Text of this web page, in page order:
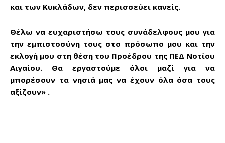
Don't miss
out!
και των Κυκλάδων, δεν περισσεύει κανείς.
Θέλω να ευχαριστήσω τους συνάδελφους μου για
την εμπιστοσύνη τους στο πρόσωπο μου και την
εκλογή μου στη θέση του Προέδρου της ΠΕΔ Νοτίου
Αιγαίου. Θα εργαστούμε όλοι μαζί για να
μπορέσουν τα νησιά μας να έχουν όλα όσα τους
αξίζουν» .